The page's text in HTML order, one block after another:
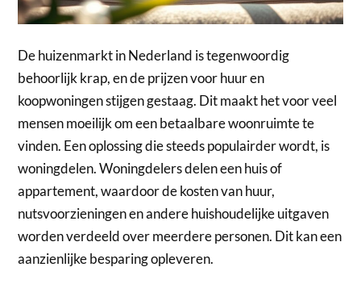
De huizenmarkt in Nederland is tegenwoordig
behoorlijk krap, en de prijzen voor huur en
koopwoningen stijgen gestaag. Dit maakt het voor veel
mensen moeilijk om een betaalbare woonruimte te
vinden. Een oplossing die steeds populairder wordt, is
woningdelen. Woningdelers delen een huis of
appartement, waardoor de kosten van huur,
nutsvoorzieningen en andere huishoudelijke uitgaven
worden verdeeld over meerdere personen. Dit kan een
aanzienlijke besparing opleveren.